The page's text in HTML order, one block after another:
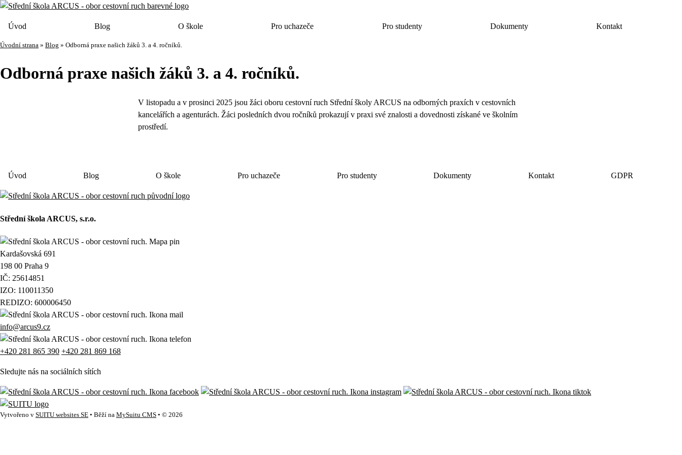
Úvod Blog O škole Pro uchazeče Pro studenty Dokumenty Kontakt
Úvodní strana » Blog » Odborná praxe našich žáků 3. a 4. ročníků.
Odborná praxe našich žáků 3. a 4. ročníků.
V listopadu a v prosinci 2025 jsou žáci oboru cestovní ruch Střední školy ARCUS na odborných praxích v cestovních
kancelářích a agenturách. Žáci posledních dvou ročníků prokazují v praxi své znalosti a dovednosti získané ve školním
prostředí.
Úvod Blog O škole Pro uchazeče Pro studenty Dokumenty Kontakt GDPR
Střední škola ARCUS, s.r.o.
Kardašovská 691
198 00 Praha 9
IČ: 25614851
IZO: 110011350
REDIZO: 600006450
info@arcus9.cz
+420 281 865 390 +420 281 869 168
Sledujte nás na sociálních sítích
Vytvořeno v SUITU websites SE • Běží na MySuitu CMS • © 2026